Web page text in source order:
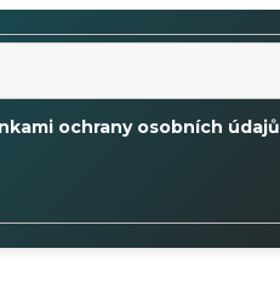
ochrany osobních údajů